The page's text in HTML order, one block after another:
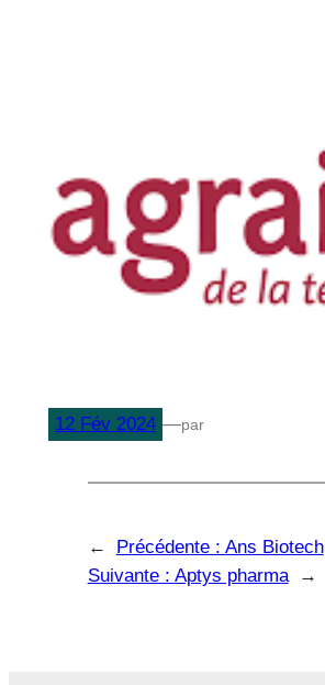
12 Fév 2024 —par
← Précédente : Ans Biotech
Suivante : Aptys pharma →